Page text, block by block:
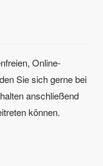
Online-
Sie sich gerne bei
anschließend
können.